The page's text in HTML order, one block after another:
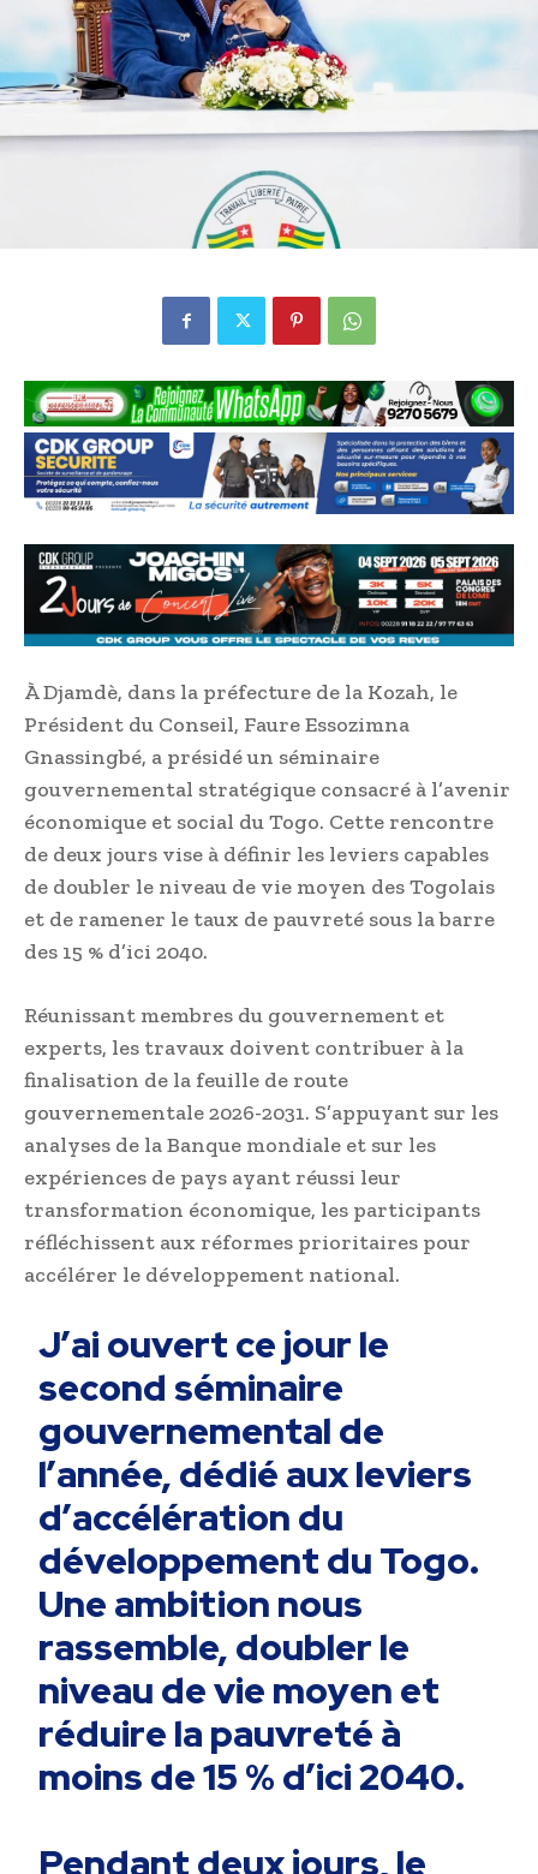
À Djamdè, dans la préfecture de la Kozah, le
Président du Conseil, Faure Essozimna
Gnassingbé, a présidé un séminaire
gouvernemental stratégique consacré à l’avenir
économique et social du Togo. Cette rencontre
de deux jours vise à définir les leviers capables
de doubler le niveau de vie moyen des Togolais
et de ramener le taux de pauvreté sous la barre
des 15 % d’ici 2040.
Réunissant membres du gouvernement et
experts, les travaux doivent contribuer à la
finalisation de la feuille de route
gouvernementale 2026-2031. S’appuyant sur les
analyses de la Banque mondiale et sur les
expériences de pays ayant réussi leur
transformation économique, les participants
réfléchissent aux réformes prioritaires pour
accélérer le développement national.
J’ai ouvert ce jour le
second séminaire
gouvernemental de
l’année, dédié aux leviers
d’accélération du
développement du Togo.
Une ambition nous
rassemble, doubler le
niveau de vie moyen et
réduire la pauvreté à
moins de 15 % d’ici 2040.
Pendant deux jours, le